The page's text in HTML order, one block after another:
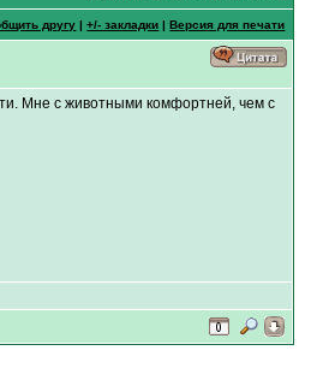
другу |+/- закладки |Версия для печати
Мне с животными комфортней, чем с